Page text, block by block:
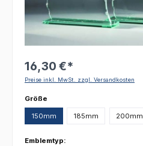
16,30 €*
Preise inkl. MwSt. zzgl. Versandkosten
Größe
150mm 185mm 200mm
Emblemtyp: